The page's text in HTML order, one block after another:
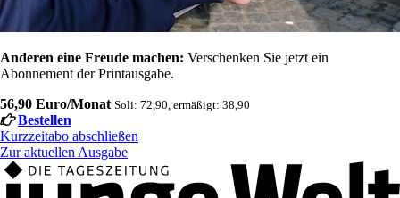
Anderen eine Freude machen: Verschenken Sie jetzt ein
Abonnement der Printausgabe.
56,90 Euro/Monat Soli: 72,90, ermäßigt: 38,90
Bestellen
Kurzzeitabo abschließen
Zur aktuellen Ausgabe